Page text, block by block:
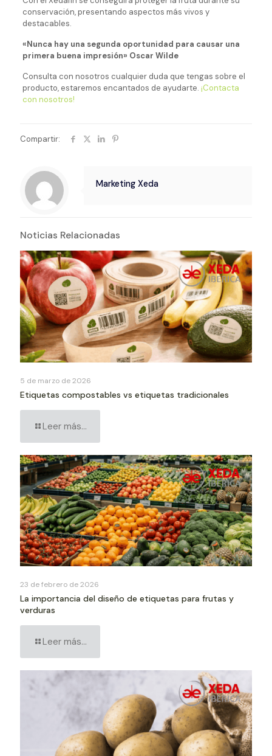
conservación, presentando aspectos más vivos y
destacables.
«Nunca hay una segunda oportunidad para causar una
primera buena impresión» Oscar Wilde
Consulta con nosotros cualquier duda que tengas sobre el
producto, estaremos encantados de ayudarte. ¡Contacta
con nosotros!
Compartir:
Marketing Xeda
Noticias Relacionadas
5 de marzo de 2026
Etiquetas compostables vs etiquetas tradicionales
Leer más...
23 de febrero de 2026
La importancia del diseño de etiquetas para frutas y
verduras
Leer más...